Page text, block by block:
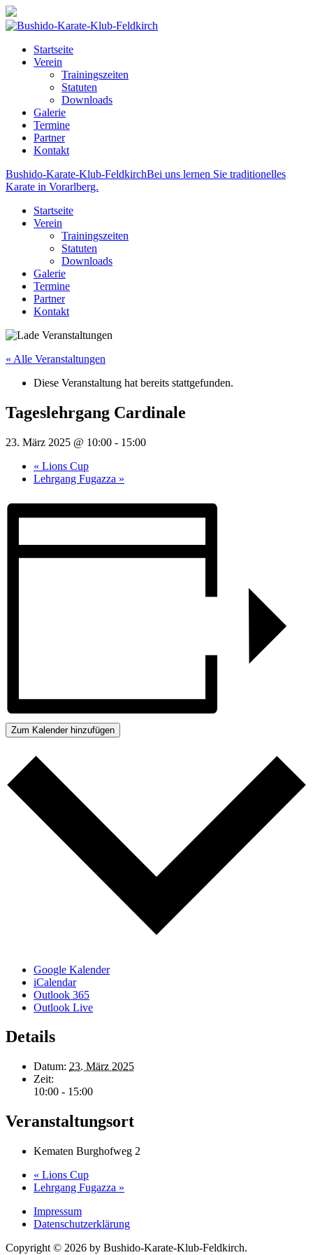
Startseite
Verein
Trainingszeiten
Statuten
Downloads
Galerie
Termine
Partner
Kontakt
Bushido-Karate-Klub-FeldkirchBei uns lernen Sie traditionelles
Karate in Vorarlberg.
Startseite
Verein
Trainingszeiten
Statuten
Downloads
Galerie
Termine
Partner
Kontakt
« Alle Veranstaltungen
Diese Veranstaltung hat bereits stattgefunden.
Tageslehrgang Cardinale
23. März 2025 @ 10:00 - 15:00
« Lions Cup
Lehrgang Fugazza »
Zum Kalender hinzufügen
Google Kalender
iCalendar
Outlook 365
Outlook Live
Details
Datum: 23. März 2025
Zeit:
10:00 - 15:00
Veranstaltungsort
Kematen Burghofweg 2
« Lions Cup
Lehrgang Fugazza »
Impressum
Datenschutzerklärung
Copyright © 2026 by Bushido-Karate-Klub-Feldkirch.